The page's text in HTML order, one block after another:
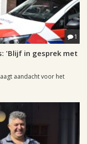
1
'Blijf in gesprek met
aandacht voor het